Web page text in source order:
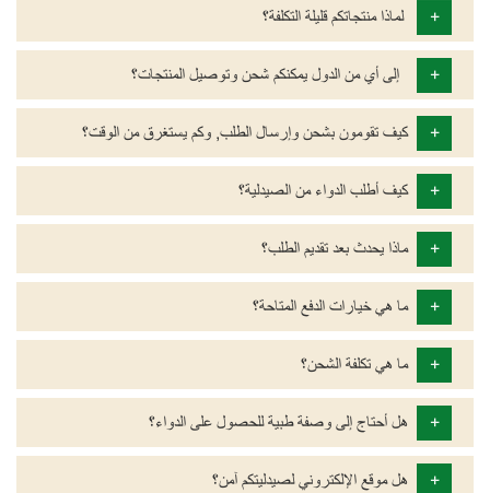
لماذا منتجاتكم قليلة التكلفة؟ +
إلى أي من الدول يمكنكم شحن وتوصيل المنتجات؟ +
كيف تقومون بشحن وإرسال الطلب, وكم يستغرق من الوقت؟ +
كيف أطلب الدواء من الصيدلية؟ +
ماذا يحدث بعد تقديم الطلب؟ +
ما هي خيارات الدفع المتاحة؟ +
ما هي تكلفة الشحن؟ +
هل أحتاج إلى وصفة طبية للحصول على الدواء؟ +
هل موقع الإلكتروني لصيدليتكم آمن؟ +